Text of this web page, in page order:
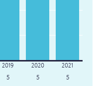
5 5 5